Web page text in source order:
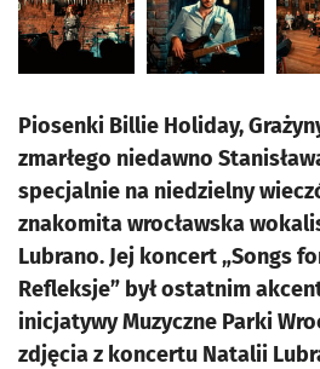
Piosenki Billie Holiday,
zmarłego niedawno
specjalnie na niedzielny
znakomita wrocławska
Lubrano. Jej koncert „Songs
Refleksje” był ostatnim
inicjatywy Muzyczne Parki
zdjęcia z koncertu Natalii